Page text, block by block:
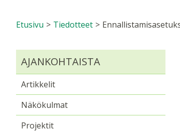
Etusivu > Tiedotteet >
AJANKOHTAISTA
Artikkelit
Näkökulmat
Projektit